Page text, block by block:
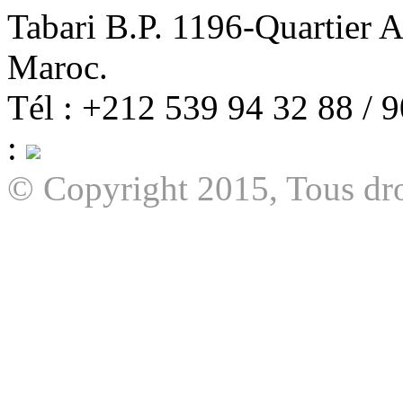
Tabari B.P. 1196-Quartier
Maroc.
Tél : +212 539 94 32 88 /
:
© Copyright 2015, Tous